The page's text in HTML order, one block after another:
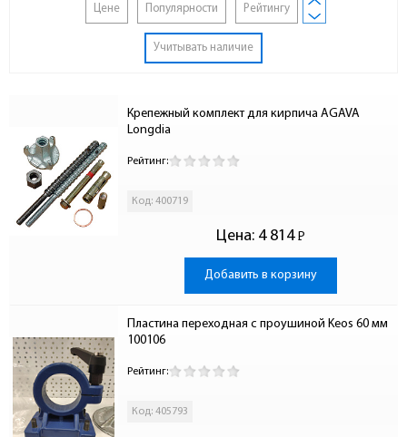
Цене Популярности Рейтингу
Учитывать наличие
Крепежный комплект для кирпича AGAVA
Longdia
Рейтинг:
Код: 400719
Цена: 4 814 Р
-
Добавить в корзину
Пластина переходная с проушиной Keos 60 мм
100106
Рейтинг:
Код: 405793